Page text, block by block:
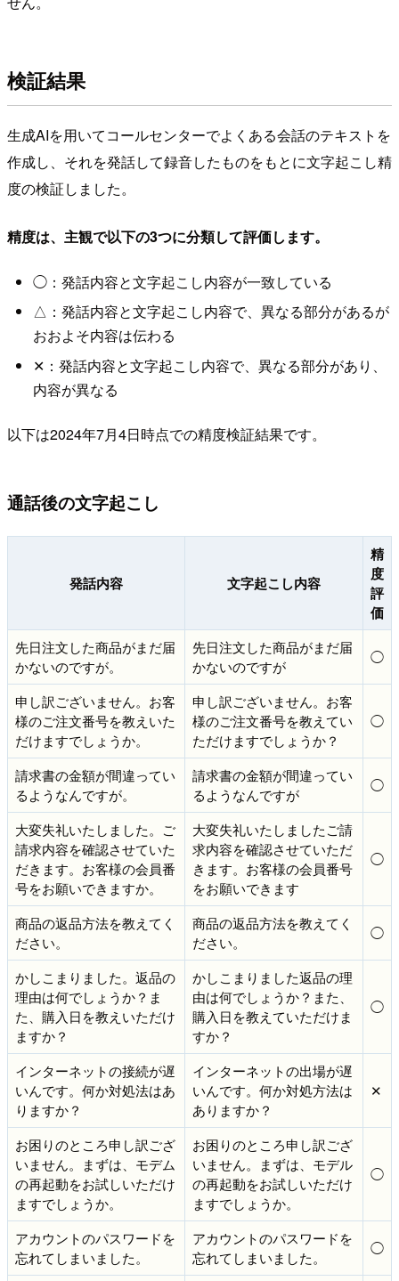
検証結果
生成AIを用いてコールセンターでよくある会話のテキストを
作成し、それを発話して録音したものをもとに文字起こし精
度の検証しました。
精度は、主観で以下の3つに分類して評価します。
◯：発話内容と文字起こし内容が一致している
△：発話内容と文字起こし内容で、異なる部分があるが
おおよそ内容は伝わる
✕：発話内容と文字起こし内容で、異なる部分があり、
内容が異なる
以下は2024年7月4日時点での精度検証結果です。
通話後の文字起こし
発話内容 文字起こし内容
精
度
評
価
先日注文した商品がまだ届
かないのですが。
先日注文した商品がまだ届
かないのですが
◯
申し訳ございません。お客
様のご注文番号を教えいた
だけますでしょうか。
申し訳ございません。お客
様のご注文番号を教えてい
ただけますでしょうか？
◯
請求書の金額が間違ってい
るようなんですが。
請求書の金額が間違ってい
るようなんですが
◯
大変失礼いたしました。ご
請求内容を確認させていた
だきます。お客様の会員番
号をお願いできますか。
大変失礼いたしましたご請
求内容を確認させていただ
きます。お客様の会員番号
をお願いできます
◯
商品の返品方法を教えてく
ださい。
商品の返品方法を教えてく
ださい。
◯
かしこまりました。返品の
理由は何でしょうか？ま
た、購入日を教えいただけ
ますか？
かしこまりました返品の理
由は何でしょうか？また、
購入日を教えていただけま
すか？
◯
インターネットの接続が遅
いんです。何か対処法はあ
りますか？
インターネットの出場が遅
いんです。何か対処方法は
ありますか？
✕
お困りのところ申し訳ござ
いません。まずは、モデム
の再起動をお試しいただけ
ますでしょうか。
お困りのところ申し訳ござ
いません。まずは、モデル
の再起動をお試しいただけ
ますでしょうか。
◯
アカウントのパスワードを
忘れてしまいました。
アカウントのパスワードを
忘れてしまいました。
◯